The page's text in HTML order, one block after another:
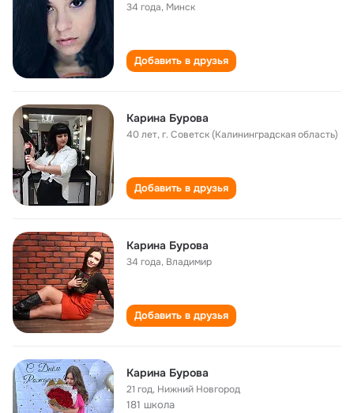
34 года, Минск
Добавить в друзья
Карина Бурова
40 лет,г. Советск (Калининградская область)
Добавить в друзья
Карина Бурова
34 года, Владимир
Добавить в друзья
Карина Бурова
21 год, Нижний Новгород
181 школа